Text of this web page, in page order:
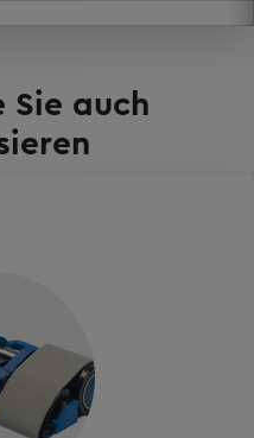
Sie auch